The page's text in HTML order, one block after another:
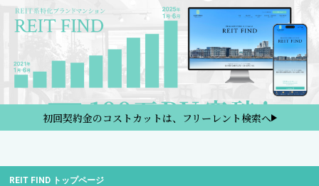
初回契約金のコストカットは、フリーレント検索へ
REIT FIND トップページ